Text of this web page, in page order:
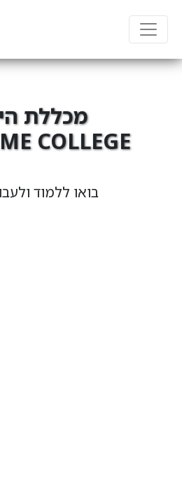
מכללת
COLLEGE
בואו ללמוד